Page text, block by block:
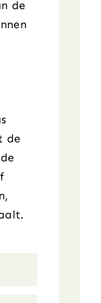
de
de